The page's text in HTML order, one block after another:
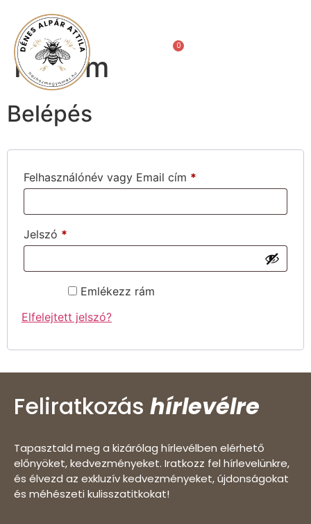
Fiókom
Belépés
Felhasználónév vagy Email cím *
Jelszó *
Emlékezz rám
Elfelejtett jelszó?
Feliratkozás hírlevélre
Tapasztald meg a kizárólag hírlevélben elérhető
előnyöket, kedvezményeket. Iratkozz fel hírlevelünkre,
és élvezd az exkluzív kedvezményeket, újdonságokat
és méhészeti kulisszatitkokat!